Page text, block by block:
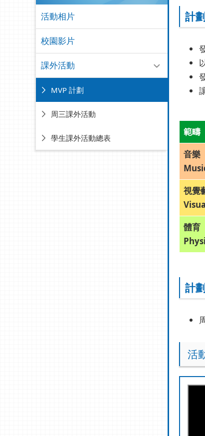
計
範疇
音樂
視覺
體育
計
活
活動相片
校園影片
課外活動
MVP 計劃
周三課外活動
學生課外活動總表